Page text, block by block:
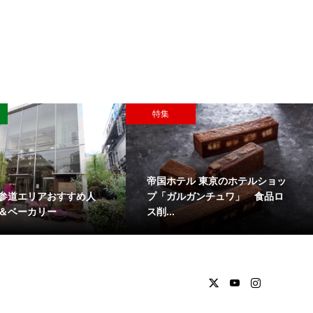
道エリアおすすめ人
ベーカリー
特集
帝国ホテル 東京のホテルショッ
プ「ガルガンチュワ」 食品ロ
ス削...